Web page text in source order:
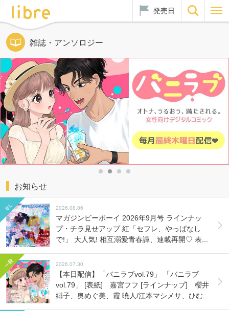
発売日
雑誌・アンソロジー
お知らせ
2026.08.06
マガジンビーボーイ 2026年9月号 ラインナッ
プ・チラ見せアップ 紅「セフレ、やっぱなし
で!」 大人気! 相互溺愛青春譚、連載再開♡ 表...
2026.07.30
【本日配信】「バニラブvol.79」 「バニラブ
vol.79」 [表紙] 嘉宮フフ [ラインナップ] 櫻井
緋子、奥めぐ美、霞 暁人/江本マシメサ、ひむ...